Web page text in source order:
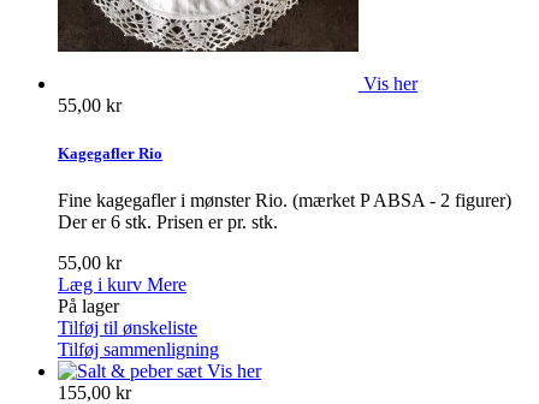
Vis her
55,00 kr
Kagegafler Rio
Fine kagegafler i mønster Rio. (mærket P ABSA - 2 figurer)
Der er 6 stk. Prisen er pr. stk.
55,00 kr
Læg i kurv Mere
På lager
Tilføj til ønskeliste
Tilføj sammenligning
Vis her
155,00 kr